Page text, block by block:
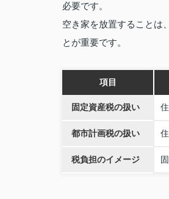
必要です。
空き家を放置することは
とが重要です。
項目
固定資産税の扱い
都市計画税の扱い
税負担のイメージ